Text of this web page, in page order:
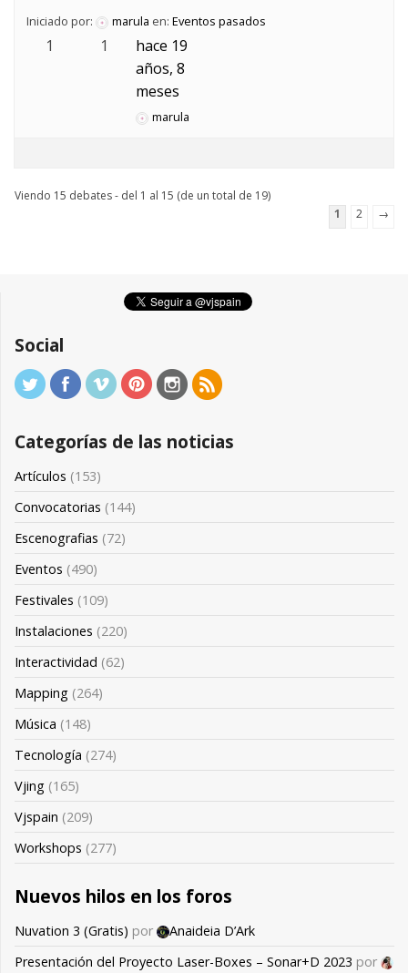
Iniciado por: marula en: Eventos pasados
1 1
hace 19
años, 8
meses
marula
Viendo 15 debates - del 1 al 15 (de un total de 19)
1
2 →
Social
Categorías de las noticias
Artículos (153)
Convocatorias (144)
Escenografias (72)
Eventos (490)
Festivales (109)
Instalaciones (220)
Interactividad (62)
Mapping (264)
Música (148)
Tecnología (274)
Vjing (165)
Vjspain (209)
Workshops (277)
Nuevos hilos en los foros
Nuvation 3 (Gratis) por
Anaideia D’Ark
Presentación del Proyecto Laser-Boxes – Sonar+D 2023 por